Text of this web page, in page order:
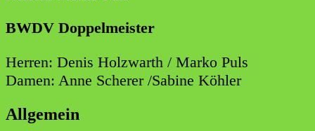
BWDV Doppelmeister
Herren: Denis Holzwarth / Marko Puls
Damen: Anne Scherer /Sabine Köhler
Allgemein